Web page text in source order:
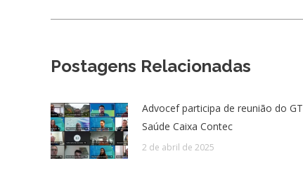
Postagens Relacionadas
Advocef participa de reunião do GT
Saúde Caixa Contec
2 de abril de 2025